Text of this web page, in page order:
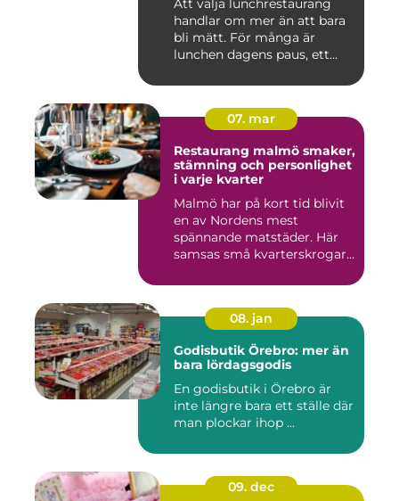
Att välja lunchrestaurang
handlar om mer än att bara
bli mätt. För många är
lunchen dagens paus, ett...
07. mar
Restaurang malmö smaker,
stämning och personlighet
i varje kvarter
Malmö har på kort tid blivit
en av Nordens mest
spännande matstäder. Här
samsas små kvarterskrogar
08. jan
Godisbutik Örebro: mer än
bara lördagsgodis
En godisbutik i Örebro är
inte längre bara ett ställe där
man plockar ihop ...
09. dec